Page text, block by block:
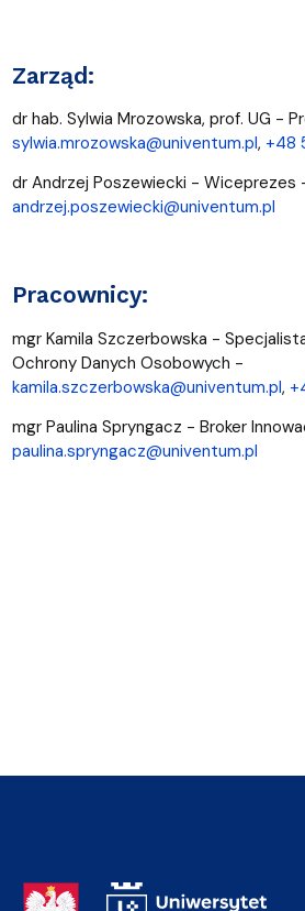
Zarząd:
dr hab. Sylwia Mrozowska, prof. UG -
sylwia.mrozowska@univentum.pl, +48
dr Andrzej Poszewiecki - Wiceprezes
andrzej.poszewiecki@univentum.pl
Pracownicy:
mgr Kamila Szczerbowska -
Ochrony Danych Osobowych -
kamila.szczerbowska@univentum.pl,
mgr Paulina Spryngacz - Broker
paulina.spryngacz@univentum.pl
Adres Rektoratu